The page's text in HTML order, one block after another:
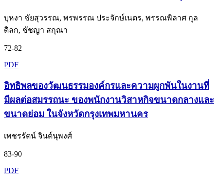
บุหงา ชัยสุวรรณ, พรพรรณ ประจักษ์เนตร, พรรณพิลาศ กุล
ดิลก, ชัชญา สกุณา
72-82
PDF
อิทธิพลของวัฒนธรรมองค์กรและความผูกพันในงานที่
มีผลต่อสมรรถนะ ของพนักงานวิสาหกิจขนาดกลางและ
ขนาดย่อม ในจังหวัดกรุงเทพมหานคร
เพชรรัตน์ จินต์นุพงศ์
83-90
PDF